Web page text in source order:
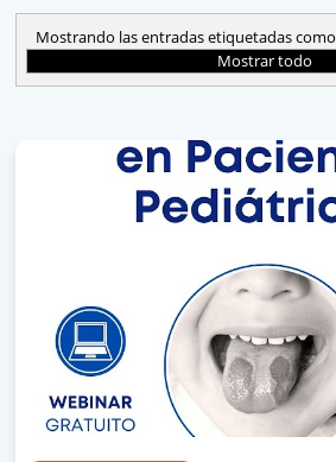
Mostrando las entradas etiquetadas como
Mostrar todo